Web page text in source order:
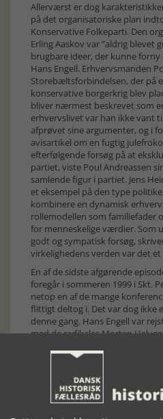
Allerværst er dog
på det organisatoriske plan
Konservative Folkeparti. Den
Erling Aaskov var ”aldrig blevet
brugbare ideer, der kunne
Hans Engell. Erhvervsmanden
Storebæltsforbindelsen, der på
konservative borgerkrig blev
bliver nærmest beskrevet som
erhvervslivet var han ikke vant
afprøvet sine argumenter, og i
avisartikel om en fugtig
efterfølgende forsøg på at
partiet, viste Poul Andreassen
samlende figur i partiet. Jens
et eksempel på den type
kombinere en dynamisk
rollemodellen som familiefader
for menneskelige værdier. Som
godt og sympatisk forsøg,
virkelighedens verden var det
En af de sidste afgørende
foregår i sommeren 1999 i Skt.
netop en af de mange
flittigt deltog i. Det var dog ikke
denne gang. Hans Engell var
med de radikales Morten
socialdemokraten Helle Degn.
konservative borgerkrig
Møller havde overtaget
Stig Møllers korte